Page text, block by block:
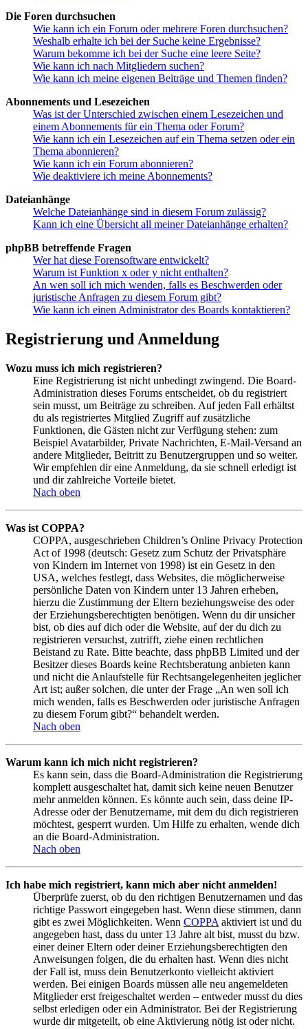
Die Foren durchsuchen
Wie kann ich ein Forum oder mehrere Foren durchsuchen?
Weshalb erhalte ich bei der Suche keine Ergebnisse?
Warum bekomme ich bei der Suche eine leere Seite?
Wie kann ich nach Mitgliedern suchen?
Wie kann ich meine eigenen Beiträge und Themen finden?
Abonnements und Lesezeichen
Was ist der Unterschied zwischen einem Lesezeichen und
einem Abonnements für ein Thema oder Forum?
Wie kann ich ein Lesezeichen auf ein Thema setzen oder ein
Thema abonnieren?
Wie kann ich ein Forum abonnieren?
Wie deaktiviere ich meine Abonnements?
Dateianhänge
Welche Dateianhänge sind in diesem Forum zulässig?
Kann ich eine Übersicht all meiner Dateianhänge erhalten?
phpBB betreffende Fragen
Wer hat diese Forensoftware entwickelt?
Warum ist Funktion x oder y nicht enthalten?
An wen soll ich mich wenden, falls es Beschwerden oder
juristische Anfragen zu diesem Forum gibt?
Wie kann ich einen Administrator des Boards kontaktieren?
Registrierung und Anmeldung
Wozu muss ich mich registrieren?
Eine Registrierung ist nicht unbedingt zwingend. Die Board-
Administration dieses Forums entscheidet, ob du registriert
sein musst, um Beiträge zu schreiben. Auf jeden Fall erhältst
du als registriertes Mitglied Zugriff auf zusätzliche
Funktionen, die Gästen nicht zur Verfügung stehen: zum
Beispiel Avatarbilder, Private Nachrichten, E-Mail-Versand an
andere Mitglieder, Beitritt zu Benutzergruppen und so weiter.
Wir empfehlen dir eine Anmeldung, da sie schnell erledigt ist
und dir zahlreiche Vorteile bietet.
Nach oben
Was ist COPPA?
COPPA, ausgeschrieben Children’s Online Privacy Protection
Act of 1998 (deutsch: Gesetz zum Schutz der Privatsphäre
von Kindern im Internet von 1998) ist ein Gesetz in den
USA, welches festlegt, dass Websites, die möglicherweise
persönliche Daten von Kindern unter 13 Jahren erheben,
hierzu die Zustimmung der Eltern beziehungsweise des oder
der Erziehungsberechtigten benötigen. Wenn du dir unsicher
bist, ob dies auf dich oder die Website, auf der du dich zu
registrieren versuchst, zutrifft, ziehe einen rechtlichen
Beistand zu Rate. Bitte beachte, dass phpBB Limited und der
Besitzer dieses Boards keine Rechtsberatung anbieten kann
und nicht die Anlaufstelle für Rechtsangelegenheiten jeglicher
Art ist; außer solchen, die unter der Frage „An wen soll ich
mich wenden, falls es Beschwerden oder juristische Anfragen
zu diesem Forum gibt?“ behandelt werden.
Nach oben
Warum kann ich mich nicht registrieren?
Es kann sein, dass die Board-Administration die Registrierung
komplett ausgeschaltet hat, damit sich keine neuen Benutzer
mehr anmelden können. Es könnte auch sein, dass deine IP-
Adresse oder der Benutzername, mit dem du dich registrieren
möchtest, gesperrt wurden. Um Hilfe zu erhalten, wende dich
an die Board-Administration.
Nach oben
Ich habe mich registriert, kann mich aber nicht anmelden!
Überprüfe zuerst, ob du den richtigen Benutzernamen und das
richtige Passwort eingegeben hast. Wenn diese stimmen, dann
gibt es zwei Möglichkeiten. Wenn COPPA aktiviert ist und du
angegeben hast, dass du unter 13 Jahre alt bist, musst du bzw.
einer deiner Eltern oder deiner Erziehungsberechtigten den
Anweisungen folgen, die du erhalten hast. Wenn dies nicht
der Fall ist, muss dein Benutzerkonto vielleicht aktiviert
werden. Bei einigen Boards müssen alle neu angemeldeten
Mitglieder erst freigeschaltet werden – entweder musst du dies
selbst erledigen oder ein Administrator. Bei der Registrierung
wurde dir mitgeteilt, ob eine Aktivierung nötig ist oder nicht.